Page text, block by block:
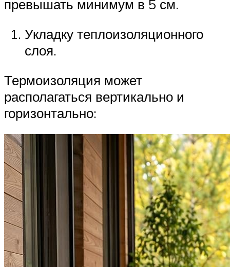
превышать минимум в 5 см.
Укладку теплоизоляционного
слоя.
Термоизоляция может
располагаться вертикально и
горизонтально: